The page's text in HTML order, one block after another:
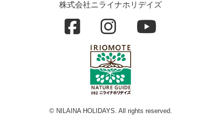
株式会社ニライナホリデイズ
© NILAINA HOLIDAYS. All rights reserved.